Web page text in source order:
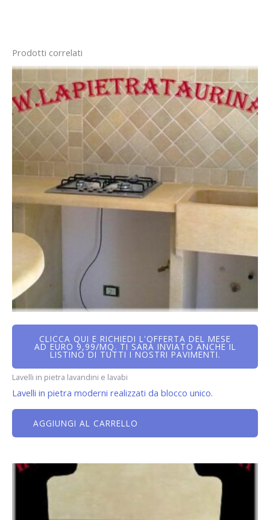
Prodotti correlati
CLICCA QUI E RICHIEDI L'OFFERTA DEL MESE
AD EURO 9,99/MQ. TI SARÀ INVIATO ANCHE IL
LISTINO DI TUTTI I NOSTRI PAVIMENTI.
Lavelli in pietra lavandini e lavabi
Lavelli in pietra moderni realizzati da blocco unico.
AGGIUNGI AL CARRELLO